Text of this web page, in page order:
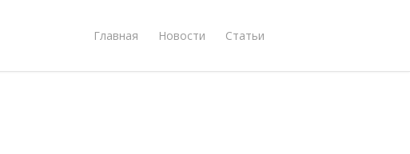
Главная Новости Статьи